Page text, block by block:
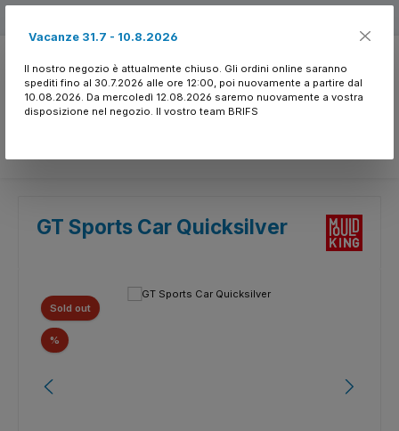
GT Sports Car Quicksilver
Salta la galleria di immagini
Sold out
% Sconto
Vacanze 31.7 - 10.8.2026
Il nostro negozio è attualmente chiuso. Gli ordini online saranno
spediti fino al 30.7.2026 alle ore 12:00, poi nuovamente a partire dal
10.08.2026. Da mercoledì 12.08.2026 saremo nuovamente a vostra
disposizione nel negozio. Il vostro team BRIFS